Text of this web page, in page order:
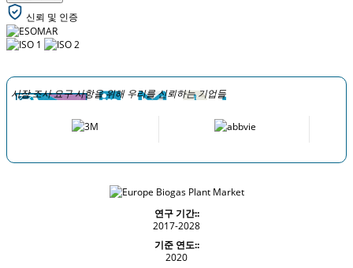
신뢰 및 인증
시장 조사 요구 사항을 위해 우리를 신뢰하는 기업들
연구 기간::
2017-2028
기준 연도::
2020